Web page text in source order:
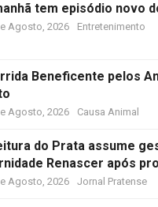
tem episódio novo
Agosto, 2026 Entretenimento
Beneficente pelos
Agosto, 2026 Causa Animal
do Prata assume
Renascer após
Agosto, 2026 Jornal Pratense